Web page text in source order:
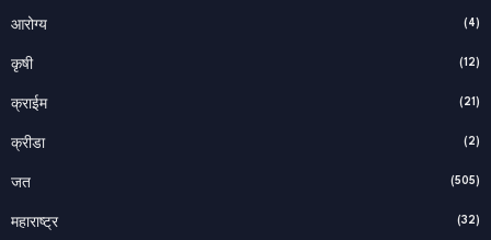
आरोग्य (4)
कृषी (12)
क्राईम (21)
क्रीडा (2)
जत (505)
महाराष्ट्र (32)